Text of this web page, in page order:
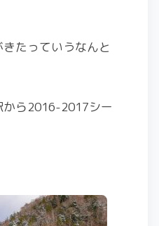
たっていうなんと
から2016-2017シー